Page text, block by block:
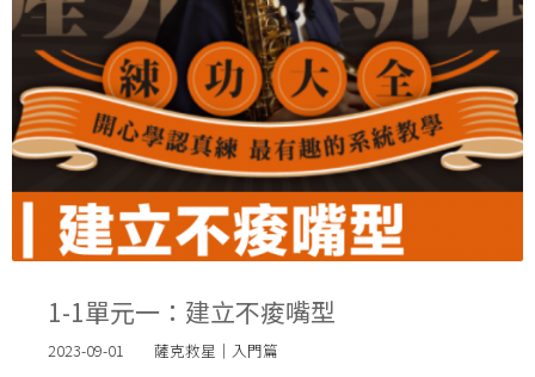
1-1單元一：建立不痠嘴型
2023-09-01 薩克救星｜入門篇